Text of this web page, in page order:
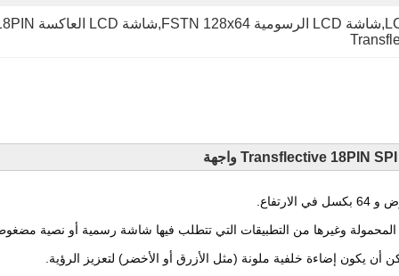
المحمولة وغيرها من التطبيقات التي تتطلب فيها شاشة رسمية أو نصية
يكون إضاءة خلفية ملونة (مثل الأزرق أو الأخضر) لتعزيز الرؤية.